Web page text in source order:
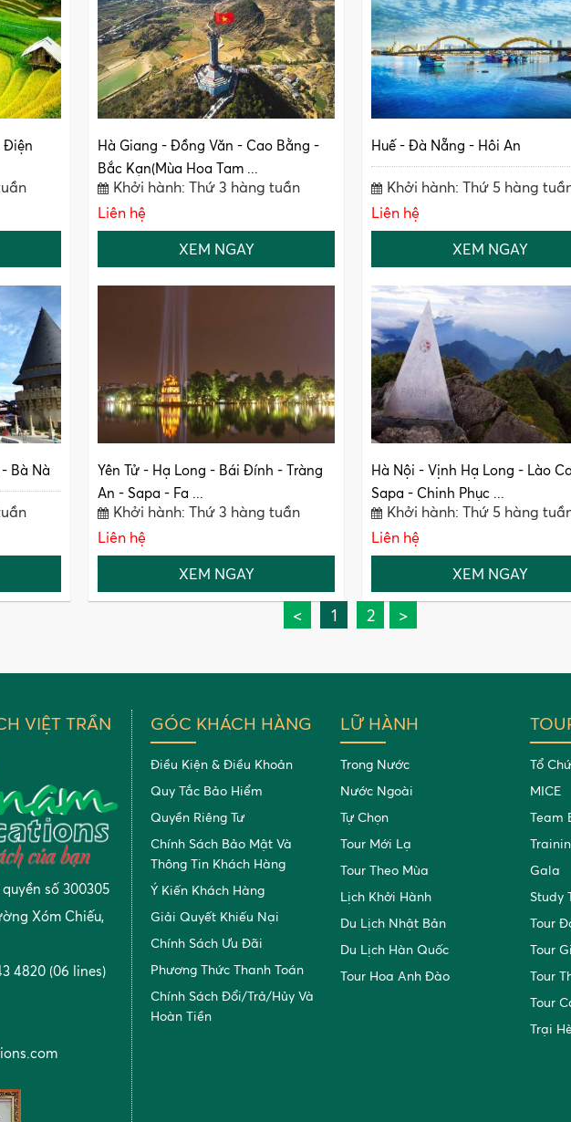
Điện
Hà Giang - Đồng Văn - Cao Bằng -
Bắc Kạn(Mùa Hoa Tam ...
Khởi hành: Thứ 3 hàng tuần
Liên hệ
XEM NGAY
Huế - Đà Nẵng - Hôi An
Khởi hành: Thứ 5 hàng
Liên hệ
XEM NGAY
Bà Nà
Yên Tử - Hạ Long - Bái Đính - Tràng
An - Sapa - Fa ...
Khởi hành: Thứ 3 hàng tuần
Liên hệ
XEM NGAY
Hà Nội - Vịnh Hạ Long - Lào
Sapa - Chinh Phục ...
Khởi hành: Thứ 5 hàng
Liên hệ
XEM NGAY
< 1 2 >
VIỆT TRẦN
số 300305
Xóm Chiếu,
4820 (06 lines)
GÓC KHÁCH HÀNG
Điều Kiện & Điều Khoản
Quy Tắc Bảo Hiểm
Quyền Riêng Tư
Chính Sách Bảo Mật Và
Thông Tin Khách Hàng
Ý Kiến Khách Hàng
Giải Quyết Khiếu Nại
Chính Sách Ưu Đãi
Phương Thức Thanh Toán
Chính Sách Đổi/trả/hủy Và
Hoàn Tiền
LỮ HÀNH
Trong Nước
Nước Ngoài
Tự Chọn
Tour Mới Lạ
Tour Theo Mùa
Lịch Khởi Hành
Du Lịch Nhật Bản
Du Lịch Hàn Quốc
Tour Hoa Anh Đào
Tổ
MICE
Team
Gala
Study
Tour
Tour
Tour
Tour
Trại